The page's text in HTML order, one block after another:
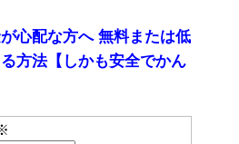
心配な方へ 無料または低
方法【しかも安全でかん